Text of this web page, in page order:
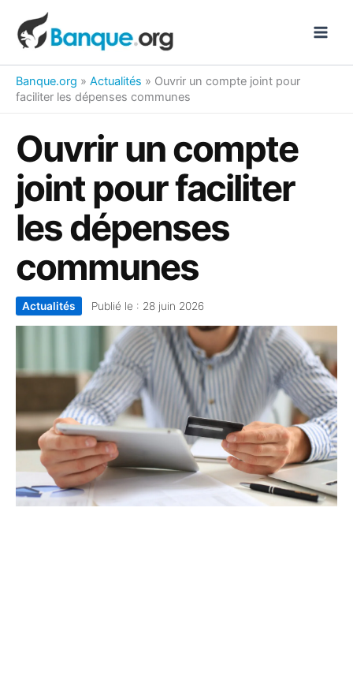
contenu
Banque.org » Actualités » Ouvrir un compte joint pour
faciliter les dépenses communes
Ouvrir un compte
joint pour faciliter
les dépenses
communes
Actualités Publié le : 28 juin 2026